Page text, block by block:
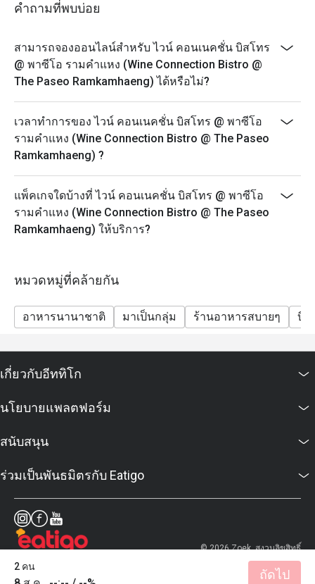
คำถามที่พบบ่อย
สามารถจองออนไลน์สำหรับ ไวน์ คอนเนคชั่น บิสโทร
@ พาซีโอ รามคำแหง (Wine Connection Bistro @
The Paseo Ramkamhaeng) ได้หรือไม่?
เวลาทำการของ ไวน์ คอนเนคชั่น บิสโทร @ พาซีโอ
รามคำแหง (Wine Connection Bistro @ The Paseo
Ramkamhaeng) ?
แพ็คเกจใดบ้างที่ ไวน์ คอนเนคชั่น บิสโทร @ พาซีโอ
รามคำแหง (Wine Connection Bistro @ The Paseo
Ramkamhaeng) ให้บริการ?
หมวดหมู่ที่คล้ายกัน
อาหารนานาชาติ มาเป็นกลุ่ม ร้านอาหารสบายๆ บิส
2 คน
ถัดไป
เกี่ยวกับอีททิโก
นโยบายแพลตฟอร์ม
สนับสนุน
ร่วมเป็นพันธมิตรกับ Eatigo
© 2026 Zoek. สงวนลิขสิทธิ์